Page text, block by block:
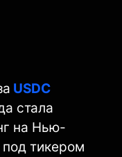
USDC
стала
на Нью-
тикером